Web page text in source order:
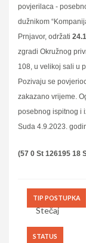
povjerilaca -
dužnikom
Prnjavor, održati
zgradi Okružnog
108, u velikoj sali u
Pozivaju se
zakazano vrijeme.
posebnog ispitnog i
Suda 4.9.2023.
(57 0 St 126195 18
TIP POSTUPKA
Stečaj
STATUS